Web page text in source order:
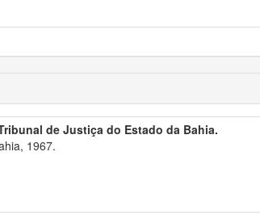
de Justiça do Estado da Bahia.
1967.